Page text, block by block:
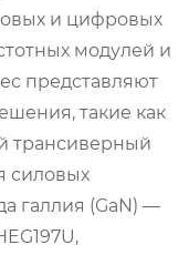
и цифровых
модулей и
представляют
такие как
трансиверный
силовых
галлия (GaN) —